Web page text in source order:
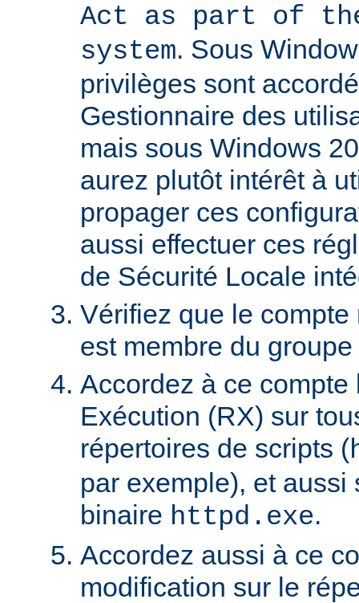
Act as part of
system. Sous
privilèges sont
Gestionnaire des
mais sous Windows
aurez plutôt intérêt à
propager ces
aussi effectuer ces
de Sécurité Locale
Vérifiez que le
est membre du
Accordez à ce
Exécution (RX) sur
répertoires de scripts (
par exemple), et aussi
binaire httpd.exe.
Accordez aussi à ce
modification sur le